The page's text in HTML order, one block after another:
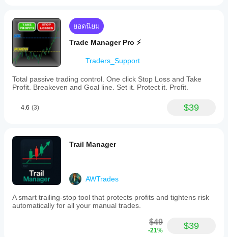
ในแต่ละวันใหม่ ตามเวลาของเซิร์ฟเวอร์ บอทจะตรวจสอบ
ทุนปัจจุบันรวมตำแหน่งเปิดทั้งหมด
เครื่องหมายนี้จะกลายเป็นค่ามาตรฐานสำหรับการขาดทุน
คุณยังสามารถใช้สำหรับการปรับแต่ง backtest เป็นเครื่อง
มือที่มีประโยชน์ เพราะช่วยให้การปรับแต่งแม่นยำมากขึ้น
ผมตั้งค่า 3100 เป็น max Drawdown สำหรับบัญชี 100k
คุณยังสามารถเปลี่ยนค่าและรับความเสี่ยงสูงขึ้น เช่น เทรด
นั่นคือการลดลงจากยอดเงินสูงสุดถึงทุนต่ำสุด มีความ
แม่นยำกว่าการลดลงทุนสูงสุดและการลดลงยอดเงินจาก
แพลตฟอร์ม CTrader
ยอดนิยม
Trade Manager Pro ⚡
Traders_Support
Total passive trading control. One click Stop Loss and Take
Profit. Breakeven and Goal line. Set it. Protect it. Profit.
4.6 (3) $39
Trail Manager
AWTrades
A smart trailing-stop tool that protects profits and tightens risk
automatically for all your manual trades.
$49
-21% $39